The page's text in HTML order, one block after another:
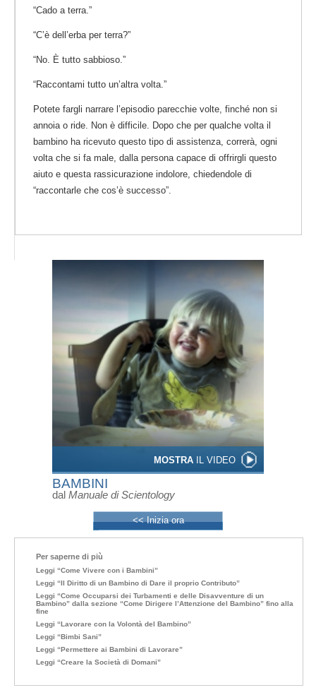
MOSTRA IL VIDEO
BAMBINI
dal Manuale di Scientology
<< Inizia ora
“Cado a terra.”
“C’è dell’erba per terra?”
“No. È tutto sabbioso.”
“Raccontami tutto un’altra volta.”
Potete fargli narrare l’episodio parecchie volte, finché non si
annoia o ride. Non è difficile. Dopo che per qualche volta il
bambino ha ricevuto questo tipo di assistenza, correrà, ogni
volta che si fa male, dalla persona capace di offrirgli questo
aiuto e questa rassicurazione indolore, chiedendole di
“raccontarle che cos’è successo”.
Per saperne di più
Leggi “Come Vivere con i Bambini”
Leggi “Il Diritto di un Bambino di Dare il proprio Contributo”
Leggi “Come Occuparsi dei Turbamenti e delle Disavventure di un
Bambino” dalla sezione “Come Dirigere l’Attenzione del Bambino” fino alla
fine
Leggi “Lavorare con la Volontà del Bambino”
Leggi “Bimbi Sani”
Leggi “Permettere ai Bambini di Lavorare”
Leggi “Creare la Società di Domani”